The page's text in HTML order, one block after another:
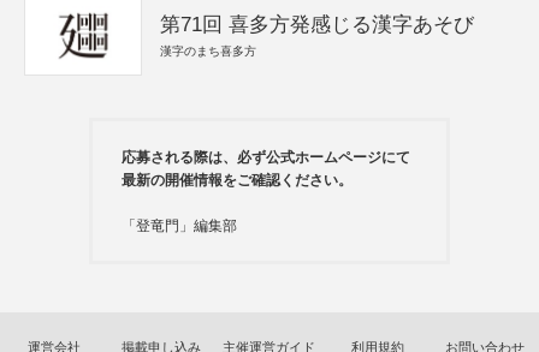
第71回 喜多方発感じる漢字あそび
漢字のまち喜多方
応募される際は、必ず公式ホームページにて
最新の開催情報をご確認ください。
「登竜門」編集部
運営会社 掲載申し込み 主催運営ガイド 利用規約 お問い合わせ